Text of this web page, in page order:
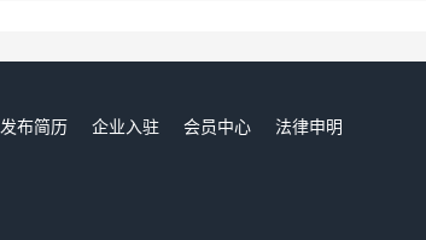
发布简历 企业入驻 会员中心
法律申明